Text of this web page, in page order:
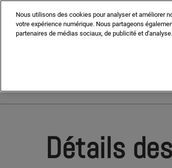
au
contenu
Escape
close
MIPIM MIPIM Asia
Détails
Nous utilisons des cookies pour analyser et améliorer
votre expérience numérique. Nous partageons
partenaires de médias sociaux, de publicité et d'analyse.